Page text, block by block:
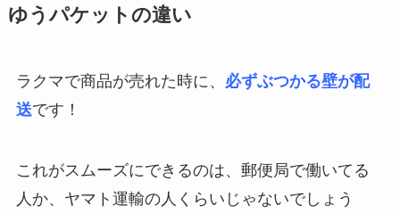
ゆうパケットの違い
ラクマで商品が売れた時に、 必ずぶつかる壁が配
送です！
これがスムーズにできるのは、郵便局で働いてる
人か、ヤマト運輸の人くらいじゃないでしょう